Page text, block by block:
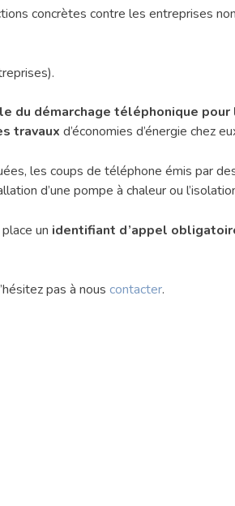
concrètes contre les entreprises
du démarchage téléphonique
travaux d’économies d’énergie chez
les coups de téléphone émis par
d’une pompe à chaleur ou
un identifiant d’appel
pas à nous contacter.